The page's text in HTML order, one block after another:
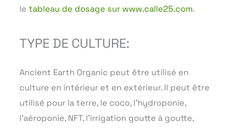
le tableau de dosage sur www.calle25.com.
TYPE DE CULTURE:
Ancient Earth Organic peut être utilisé en
culture en intérieur et en extérieur. Il peut être
utilisé pour la terre, le coco, l’hydroponie,
l’aéroponie, NFT, l’irrigation goutte à goutte,